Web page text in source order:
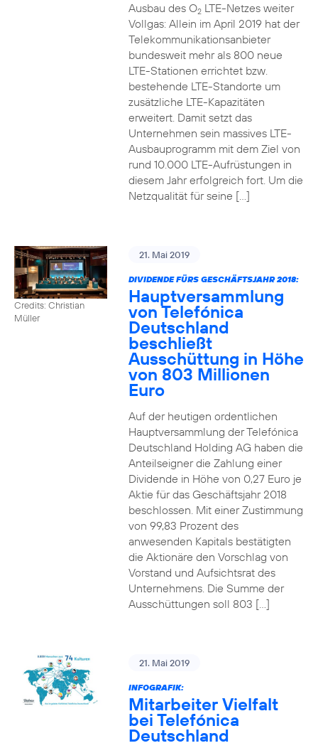
Ausbau des O2LTE-Netzes weiter
Vollgas: Allein im April 2019 hat der
Telekommunikationsanbieter
bundesweit mehr als 800 neue
LTE-Stationen errichtet bzw.
bestehende LTE-Standorte um
zusätzliche LTE-Kapazitäten
erweitert. Damit setzt das
Unternehmen sein massives LTE-
Ausbauprogramm mit dem Ziel von
rund 10.000 LTE-Aufrüstungen in
diesem Jahr erfolgreich fort. Um die
Netzqualität für seine […]
Credits: Christian
Müller
21. Mai 2019
DIVIDENDE FÜRS GESCHÄFTSJAHR 2018:
Hauptversammlung
von Telefónica
Deutschland
beschließt
Ausschüttung in Höhe
von 803 Millionen
Euro
Auf der heutigen ordentlichen
Hauptversammlung der Telefónica
Deutschland Holding AG haben die
Anteilseigner die Zahlung einer
Dividende in Höhe von 0,27 Euro je
Aktie für das Geschäftsjahr 2018
beschlossen. Mit einer Zustimmung
von 99,83 Prozent des
anwesenden Kapitals bestätigten
die Aktionäre den Vorschlag von
Vorstand und Aufsichtsrat des
Unternehmens. Die Summe der
Ausschüttungen soll 803 […]
21. Mai 2019
INFOGRAFIK:
Mitarbeiter Vielfalt
bei Telefónica
Deutschland